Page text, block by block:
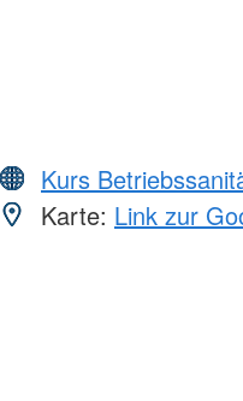
Kurs
Karte: Link zur